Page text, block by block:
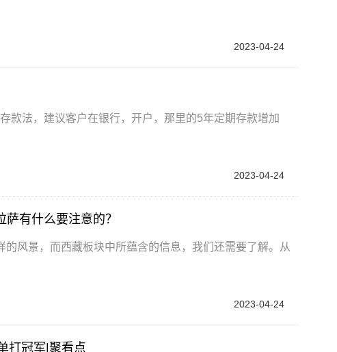
2023-04-24
款法，建议客户在银行，开户，那里的5年定期存款增加
2023-04-24
有什么要注意的？
风景，而西藏板块中所蕴含的信息，我们还需要了解。从
2023-04-24
打冠军|聚看点